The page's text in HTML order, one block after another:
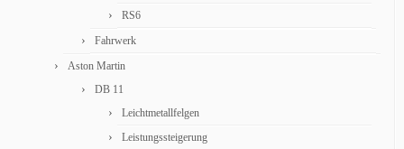
RS6
Fahrwerk
Aston Martin
DB 11
Leichtmetallfelgen
Leistungssteigerung